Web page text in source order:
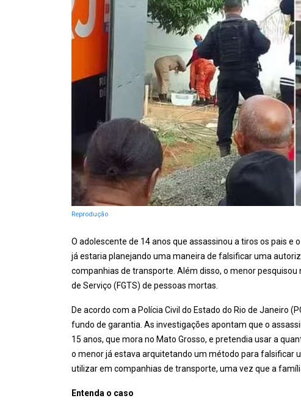
Reprodução
O adolescente de 14 anos que assassinou a tiros os pais
já estaria planejando uma maneira de falsificar uma
companhias de transporte. Além disso, o menor
de Serviço (FGTS) de pessoas mortas.
De acordo com a Polícia Civil do Estado do Rio de Janeiro
fundo de garantia. As investigações apontam que o
15 anos, que mora no Mato Grosso, e pretendia usar a
o menor já estava arquitetando um método para falsificar
utilizar em companhias de transporte, uma vez que a
Entenda o caso